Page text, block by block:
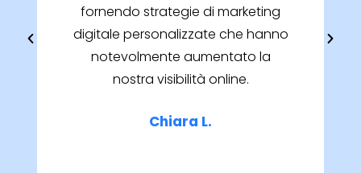
fornendo strategie di marketing
digitale personalizzate che hanno
notevolmente aumentato la
nostra visibilità online.
Chiara L.